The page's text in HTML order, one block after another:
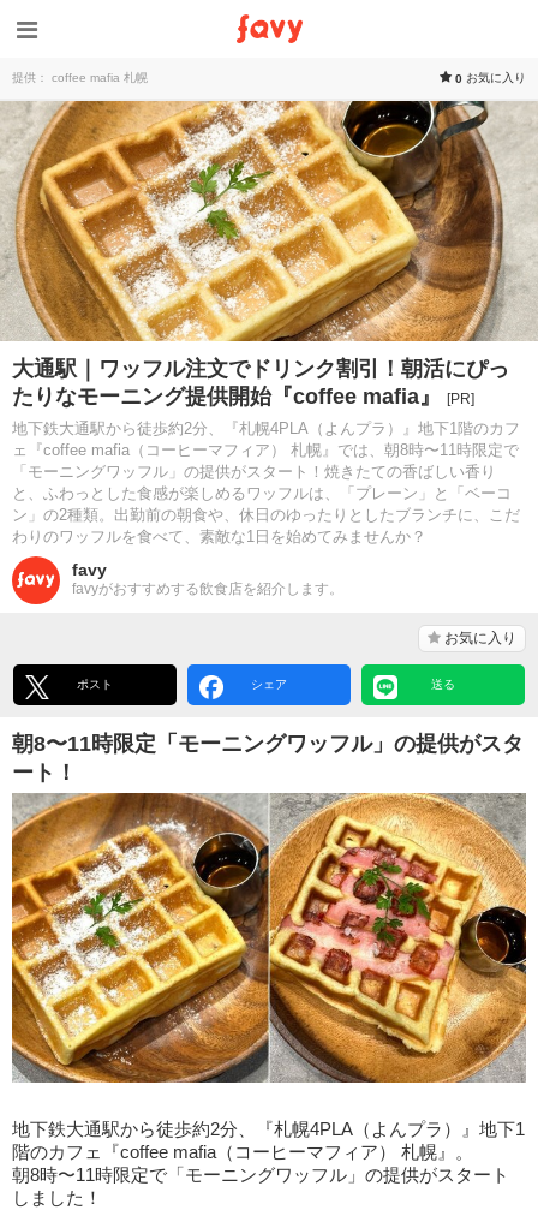
提供： coffee mafia 札幌 0 お気に入り
大通駅｜ワッフル注文でドリンク割引！朝活にぴっ
たりなモーニング提供開始『coffee mafia』
[PR]
地下鉄大通駅から徒歩約2分、『札幌4PLA（よんプラ）』地下1階のカフ
ェ『coffee mafia（コーヒーマフィア） 札幌』では、朝8時〜11時限定で
「モーニングワッフル」の提供がスタート！焼きたての香ばしい香り
と、ふわっとした食感が楽しめるワッフルは、「プレーン」と「ベーコ
ン」の2種類。出勤前の朝食や、休日のゆったりとしたブランチに、こだ
わりのワッフルを食べて、素敵な1日を始めてみませんか？
favy
favyがおすすめする飲食店を紹介します。
お気に入り
ポスト シェア 送る
朝8〜11時限定「モーニングワッフル」の提供がスタ
ート！
地下鉄大通駅から徒歩約2分、『札幌4PLA（よんプラ）』地下1
階のカフェ『coffee mafia（コーヒーマフィア） 札幌』。
朝8時〜11時限定で「モーニングワッフル」の提供がスタート
しました！